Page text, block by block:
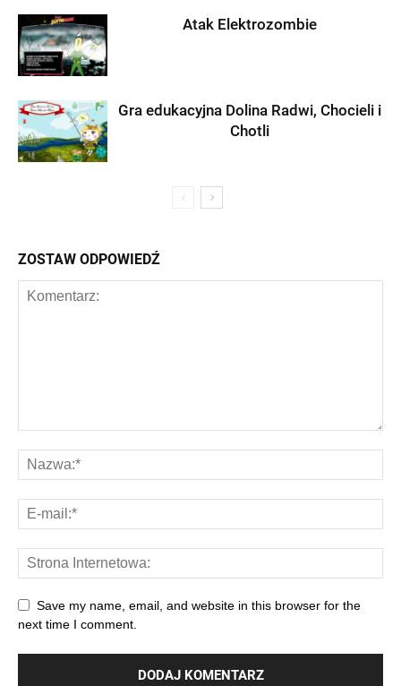
Atak Elektrozombie
Gra edukacyjna Dolina Radwi, Chocieli i
Chotli
ZOSTAW ODPOWIEDŹ
Save my name, email, and website in this browser for the
next time I comment.